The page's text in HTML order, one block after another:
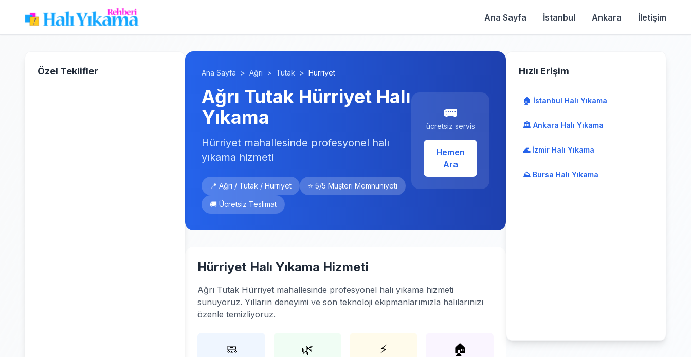
Ana Sayfa İstanbul Ankara İletişim
Özel Teklifler Ana Sayfa > Ağrı > Tutak > Hürriyet
Ağrı Tutak Hürriyet Halı
Yıkama
Hürriyet mahallesinde profesyonel halı
yıkama hizmeti
📍 Ağrı / Tutak / Hürriyet ⭐ 5/5 Müşteri Memnuniyeti
🚚 Ücretsiz Teslimat
🚌
ücretsiz servis
Hemen
Ara
Hürriyet Halı Yıkama Hizmeti
Ağrı Tutak Hürriyet mahallesinde profesyonel halı yıkama hizmeti
sunuyoruz. Yılların deneyimi ve son teknoloji ekipmanlarımızla halılarınızı
özenle temizliyoruz.
🧼 🌿 ⚡ 🏠
Hızlı Erişim
🏠 İstanbul Halı Yıkama
🏛️ Ankara Halı Yıkama
🌊 İzmir Halı Yıkama
⛰️ Bursa Halı Yıkama